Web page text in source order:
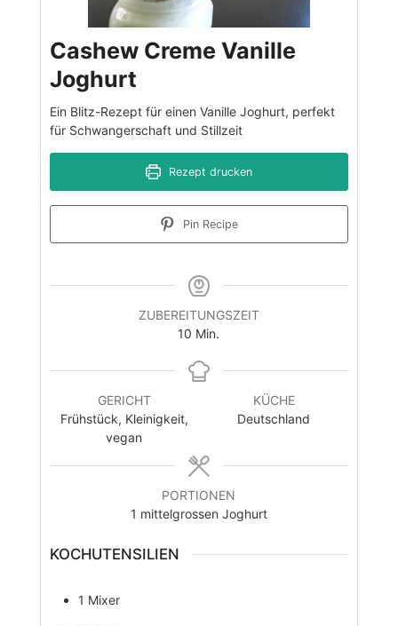
Cashew Creme Vanille
Joghurt
Ein Blitz-Rezept für einen Vanille Joghurt, perfekt
für Schwangerschaft und Stillzeit
Rezept drucken
Pin Recipe
ZUBEREITUNGSZEIT
10 Minuten
Min.
GERICHT
Frühstück, Kleinigkeit,
vegan
KÜCHE
Deutschland
PORTIONEN
1 mittelgrossen Joghurt
KOCHUTENSILIEN
1 Mixer